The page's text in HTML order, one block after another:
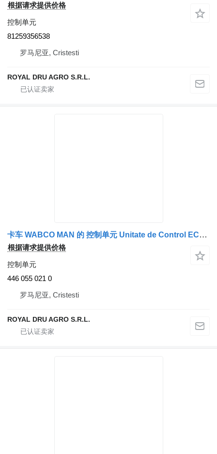
根据请求提供价格
控制单元
81259356538
罗马尼亚, Cristesti
ROYAL DRU AGRO S.R.L.
卡车 WABCO MAN 的 控制单元 Unitate de Control ECAS 446 055 021 0
根据请求提供价格
控制单元
446 055 021 0
罗马尼亚, Cristesti
ROYAL DRU AGRO S.R.L.